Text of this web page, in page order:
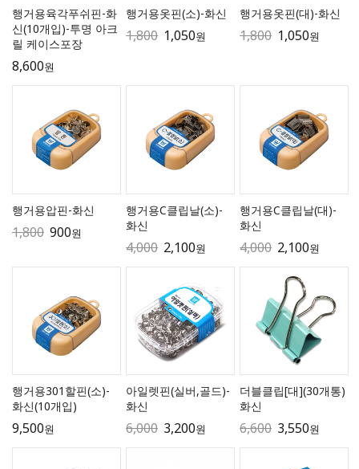
행거용육각푸쉬핀-화
신(10개입)-투명 아크
릴 케이스포장
8,600원
행거용옷핀(소)-화신
1,800 1,050원
행거용옷핀(대)-화신
1,800 1,050원
행거용압핀-화신
1,800 900원
행거용C클립날(소)-
화신
4,000 2,100원
행거용C클립날(대)-
화신
4,000 2,100원
행거용301할핀(소)-
화신(10개입)
9,500원
아일렛핀(실버,골드)-
화신
6,000 3,200원
더블클립[대](30개통)
화신
6,600 3,550원